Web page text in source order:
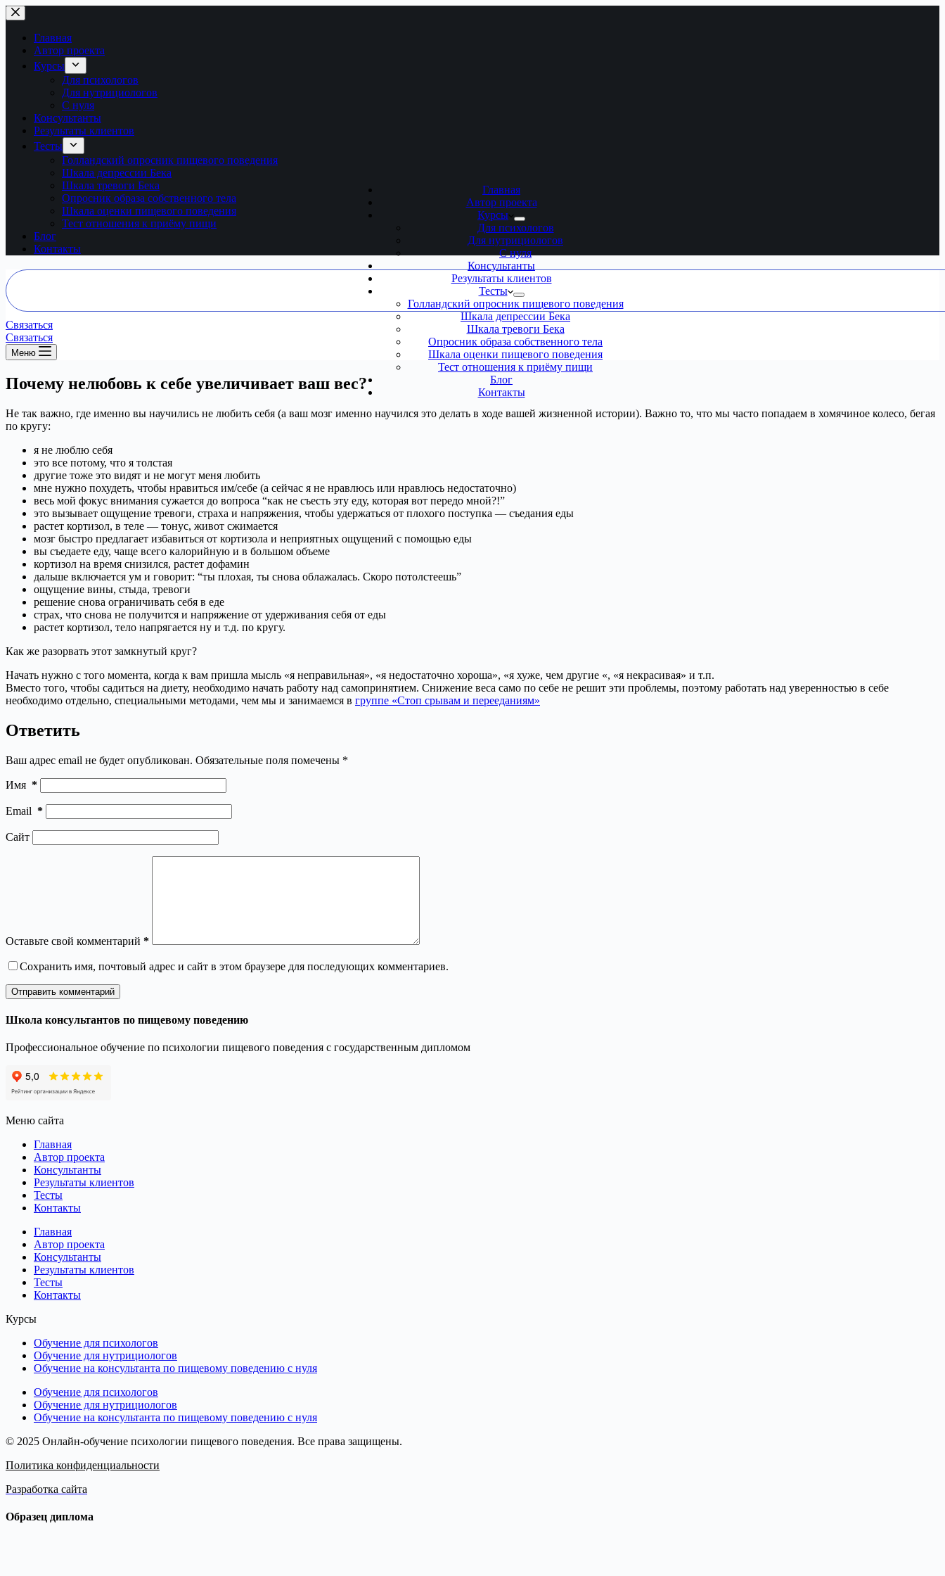
Перейти
к
сути
Главная
Автор проекта
Курсы
Для психологов
Для нутрициологов
С нуля
Консультанты
Результаты клиентов
Тесты
Голландский опросник пищевого поведения
Шкала депрессии Бека
Шкала тревоги Бека
Опросник образа собственного тела
Шкала оценки пищевого поведения
Тест отношения к приёму пищи
Блог
Контакты
Главная
Автор проекта
Курсы
Для психологов
Для нутрициологов
С нуля
Консультанты
Результаты клиентов
Тесты
Голландский опросник пищевого поведения
Шкала депрессии Бека
Шкала тревоги Бека
Опросник образа собственного тела
Шкала оценки пищевого поведения
Тест отношения к приёму пищи
Блог
Контакты
Связаться
Связаться
Меню
Почему нелюбовь к себе увеличивает ваш вес?
Не так важно, где именно вы научились не любить себя (а ваш мозг именно научился это делать в ходе вашей жизненной истории). Важно то, что мы часто попадаем в хомячиное колесо, бегая
по кругу:
я не люблю себя
это все потому, что я толстая
другие тоже это видят и не могут меня любить
мне нужно похудеть, чтобы нравиться им/себе (а сейчас я не нравлюсь или нравлюсь недостаточно)
весь мой фокус внимания сужается до вопроса “как не съесть эту еду, которая вот передо мной?!”
это вызывает ощущение тревоги, страха и напряжения, чтобы удержаться от плохого поступка — съедания еды
растет кортизол, в теле — тонус, живот сжимается
мозг быстро предлагает избавиться от кортизола и неприятных ощущений с помощью еды
вы съедаете еду, чаще всего калорийную и в большом объеме
кортизол на время снизился, растет дофамин
дальше включается ум и говорит: “ты плохая, ты снова облажалась. Скоро потолстеешь”
ощущение вины, стыда, тревоги
решение снова ограничивать себя в еде
страх, что снова не получится и напряжение от удерживания себя от еды
растет кортизол, тело напрягается ну и т.д. по кругу.
Как же разорвать этот замкнутый круг?
Начать нужно с того момента, когда к вам пришла мысль «я неправильная», «я недостаточно хороша», «я хуже, чем другие «, «я некрасивая» и т.п.
Вместо того, чтобы садиться на диету, необходимо начать работу над самопринятием. Снижение веса само по себе не решит эти проблемы, поэтому работать над уверенностью в себе
необходимо отдельно, специальными методами, чем мы и занимаемся в группе «Стоп срывам и перееданиям»
Ответить
Ваш адрес email не будет опубликован. Обязательные поля помечены *
Имя *
Email *
Сайт
Оставьте свой комментарий *
Сохранить имя, почтовый адрес и сайт в этом браузере для последующих комментариев.
Отправить комментарий
Школа консультантов по пищевому поведению
Профессиональное обучение по психологии пищевого поведения с государственным дипломом
Меню сайта
Главная
Автор проекта
Консультанты
Результаты клиентов
Тесты
Контакты
Главная
Автор проекта
Консультанты
Результаты клиентов
Тесты
Контакты
Курсы
Обучение для психологов
Обучение для нутрициологов
Обучение на консультанта по пищевому поведению с нуля
Обучение для психологов
Обучение для нутрициологов
Обучение на консультанта по пищевому поведению с нуля
© 2025 Онлайн-обучение психологии пищевого поведения. Все права защищены.
Политика конфиденциальности
Разработка сайта
Образец диплома